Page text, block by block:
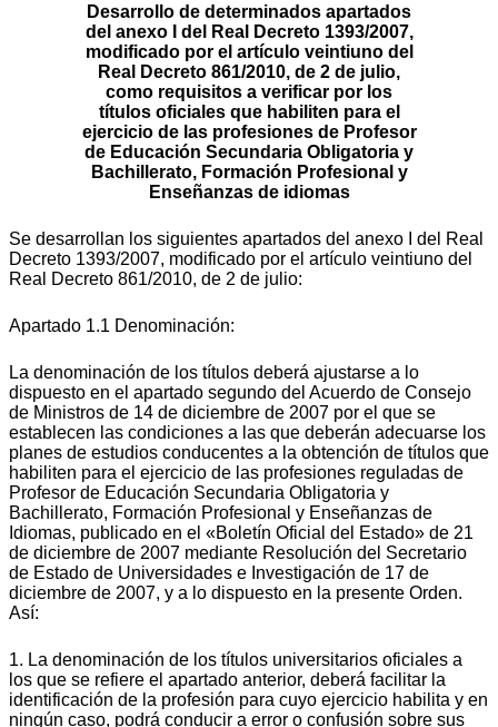
Desarrollo de determinados apartados
del anexo I del Real Decreto 1393/2007,
modificado por el artículo veintiuno del
Real Decreto 861/2010, de 2 de julio,
como requisitos a verificar por los
títulos oficiales que habiliten para el
ejercicio de las profesiones de Profesor
de Educación Secundaria Obligatoria y
Bachillerato, Formación Profesional y
Enseñanzas de idiomas
Se desarrollan los siguientes apartados del anexo I del Real
Decreto 1393/2007, modificado por el artículo veintiuno del
Real Decreto 861/2010, de 2 de julio:
Apartado 1.1 Denominación:
La denominación de los títulos deberá ajustarse a lo
dispuesto en el apartado segundo del Acuerdo de Consejo
de Ministros de 14 de diciembre de 2007 por el que se
establecen las condiciones a las que deberán adecuarse los
planes de estudios conducentes a la obtención de títulos que
habiliten para el ejercicio de las profesiones reguladas de
Profesor de Educación Secundaria Obligatoria y
Bachillerato, Formación Profesional y Enseñanzas de
Idiomas, publicado en el «Boletín Oficial del Estado» de 21
de diciembre de 2007 mediante Resolución del Secretario
de Estado de Universidades e Investigación de 17 de
diciembre de 2007, y a lo dispuesto en la presente Orden.
Así:
1. La denominación de los títulos universitarios oficiales a
los que se refiere el apartado anterior, deberá facilitar la
identificación de la profesión para cuyo ejercicio habilita y en
ningún caso, podrá conducir a error o confusión sobre sus